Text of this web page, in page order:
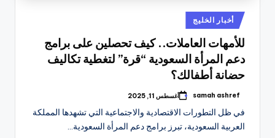
نُشر
في
أخبار الخليج
للأمهات العاملات.. كيف تحصلين على برامج
دعم المرأة السعودية “قرة” لتغطية تكاليف
حضانة أطفالك؟
تمّ
بواسطة
samah ashref أغسطس 11, 2025
في ظل التطورات الاقتصادية والاجتماعية التي تشهدها المملكة
العربية السعودية، تبرز برامج دعم المرأة السعودية…